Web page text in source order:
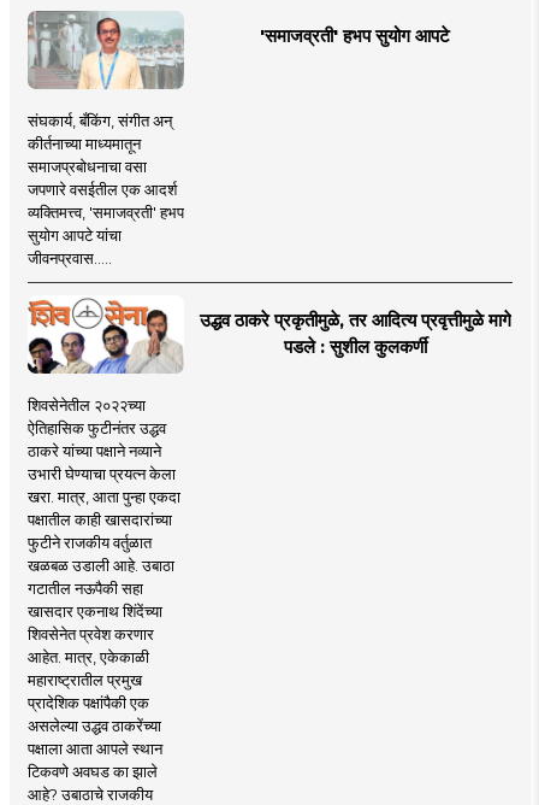
'समाजव्रती' हभप सुयोग आपटे
संघकार्य, बँकिंग, संगीत अन्
कीर्तनाच्या माध्यमातून
समाजप्रबोधनाचा वसा
जपणारे वसईतील एक आदर्श
व्यक्तिमत्त्व, 'समाजव्रती' हभप
सुयोग आपटे यांचा
जीवनप्रवास.....
उद्धव ठाकरे प्रकृतीमुळे, तर आदित्य प्रवृत्तीमुळे मागे
पडले : सुशील कुलकर्णी
शिवसेनेतील २०२२च्या
ऐतिहासिक फुटीनंतर उद्धव
ठाकरे यांच्या पक्षाने नव्याने
उभारी घेण्याचा प्रयत्न केला
खरा. मात्र, आता पुन्हा एकदा
पक्षातील काही खासदारांच्या
फुटीने राजकीय वर्तुळात
खळबळ उडाली आहे. उबाठा
गटातील नऊपैकी सहा
खासदार एकनाथ शिंदेंच्या
शिवसेनेत प्रवेश करणार
आहेत. मात्र, एकेकाळी
महाराष्ट्रातील प्रमुख
प्रादेशिक पक्षांपैकी एक
असलेल्या उद्धव ठाकरेंच्या
पक्षाला आता आपले स्थान
टिकवणे अवघड का झाले
आहे? उबाठाचे राजकीय